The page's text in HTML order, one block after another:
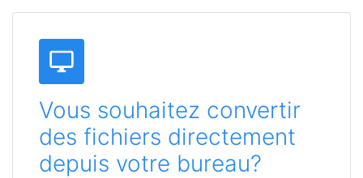
Vous souhaitez convertir
des fichiers directement
depuis votre bureau?